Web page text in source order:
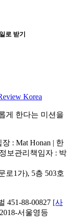
로 받기
게 한다는 미션을
: Mat Honan | 한
보관리책임자 : 박
로1가), 5층 503호
451-88-00827 [사
서울영등